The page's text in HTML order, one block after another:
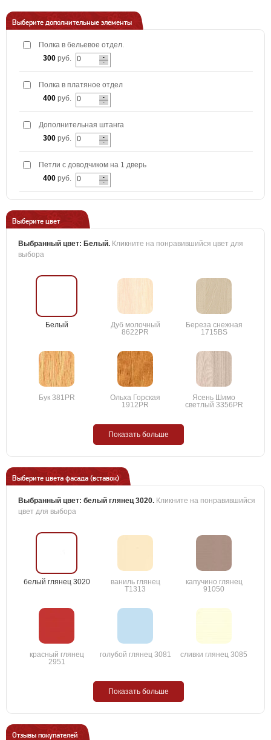
Выберите дополнительные элементы
Полка в бельевое отдел.
300 руб.
Полка в платяное отдел
400 руб.
Дополнительная штанга
300 руб.
Петли с доводчиком на 1 дверь
400 руб.
Выберите цвет
Выбранный цвет: Белый. Кликните на понравившийся цвет для
выбора
Белый
Дуб молочный
8622PR
Береза снежная
1715BS
Бук 381PR
Ольха Горская
1912PR
Ясень Шимо
светлый 3356PR
Показать больше
Выберите цвета фасада (вставок)
Выбранный цвет: белый глянец 3020. Кликните на понравившийся
цвет для выбора
белый глянец 3020
ваниль глянец
T1313
капучино глянец
91050
красный глянец
2951
голубой глянец 3081 сливки глянец 3085
Показать больше
Отзывы покупателей